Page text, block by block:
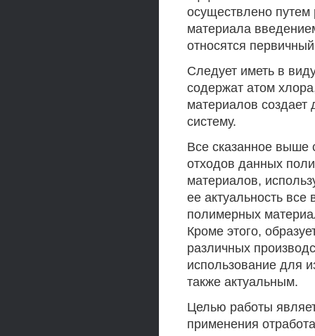
осуществлено путем
материала
относятся
Следует иметь в
содержат атом
материалов создает
систему.
Все сказанное выше
отходов данных
материалов,
ее актуальность
полимерных
Кроме этого,
различных
использование для
также актуальным.
Целью работы
применения